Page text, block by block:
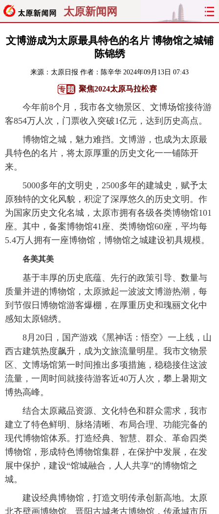
太原新闻网
首页 聚焦 太原 山西
曝光 综合
旅游 理财 政务 教育
看天下 晋月读 最太原 网罗民生
文博游成为太原最具特色的名片 博物馆之城铺
陈锦绣
来源： 太原日报 作者：陈辛华 2024年09月13日 07:43
聚焦2024太原马拉松赛
今年前8个月，我市各文物景区、文博场馆接待游
客854万人次，门票收入突破1亿元，达到历史高点。
博物馆之城，魅力难挡。文博游，也成为太原最
具特色的名片，将太原厚重的历史文化一一铺陈开
来。
5000多年的文明史，2500多年的建城史，赋予太
原独特的文化风貌，积淀了深厚悠久的历史文明。作
为国家历史文化名城，太原市拥有各级各类博物馆101
座。其中，备案博物馆41座、类博物馆60座，平均每
5.4万人拥有一座博物馆，博物馆之城建设初具规模。
各美其美
基于丰厚的历史底蕴、先行的政策引导、数量与
质量并进的博物馆，太原掀起一波波文博游热潮，每
到节假日博物馆游客爆棚，在厚重历史和瑰丽文化中
感知太原锦绣。
8月20日，国产游戏《黑神话：悟空》一上线，山
西古建筑热度飙升，成为文旅流量明星。我市文物景
区、文博场馆第一时间推出多项措施，稳稳接住这波
流量，一周时间就接待游客近40万人次，攀上暑期文
博热高峰。
结合太原藏品资源、文化特色和群众需求，我市
建立了特色鲜明、脉络清晰、布局合理、功能完备的
现代博物馆体系。打造经典、智慧、群众、革命四类
博物馆，形成特色博物馆集群，在保护中发展，在发
展中保护，建设“馆城融合，人人共享”的博物馆之
城。
建设经典博物馆，打造文明传承创新高地。太原
北齐壁画博物馆、晋阳古城考古博物馆，传承城市历